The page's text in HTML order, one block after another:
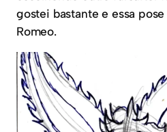
gostei bastante e essa
Romeo.